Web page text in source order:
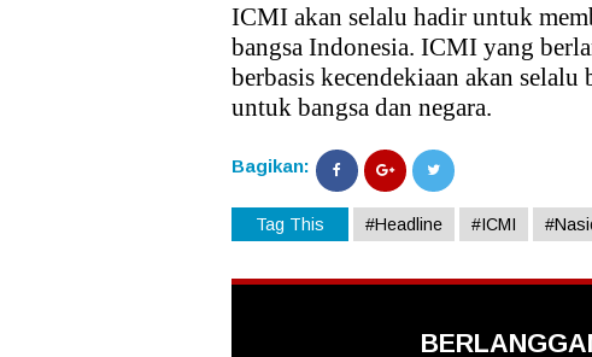
ICMI akan selalu hadir untuk
bangsa Indonesia. ICMI yang
berbasis kecendekiaan akan
untuk bangsa dan negara.
Bagikan:
Tag This #Headline #ICMI